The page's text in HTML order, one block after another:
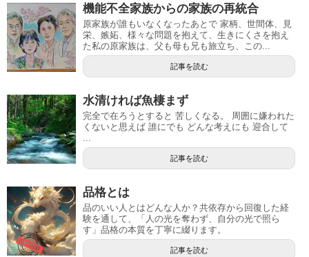
機能不全家族からの家族の再統合
原家族が誰もいなくなったあとで 家柄、世間体、見
栄、嫉妬、様々な問題を抱えて、生きにくさを抱え
た私の原家族は、父も母も兄も旅立ち、この...
記事を読む
水清ければ魚棲まず
完全で在ろうとすると 苦しくなる。 周囲に嫌われた
くないと思えば 誰にでも どんな考えにも 迎合して
...
記事を読む
品格とは
品のいい人とはどんな人か？共依存から回復した経
験を通して、「人の光を奪わず、自分の光で照ら
す」品格の本質を丁寧に綴ります。
記事を読む